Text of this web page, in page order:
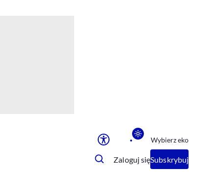
Wybierz eko
Zaloguj sięSubskrybuj